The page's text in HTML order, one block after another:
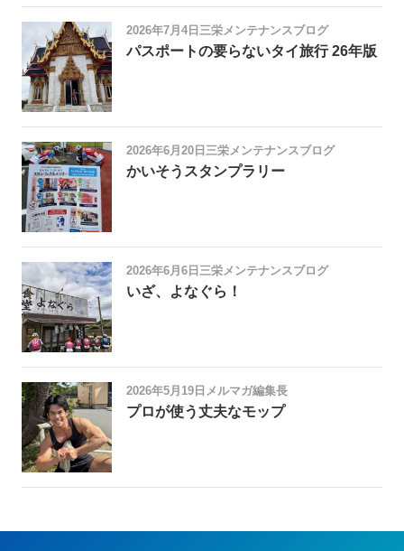
2026年7月4日 三栄メンテナンスブログ
パスポートの要らないタイ旅行 26年版
2026年6月20日 三栄メンテナンスブログ
かいそうスタンプラリー
2026年6月6日 三栄メンテナンスブログ
いざ、よなぐら！
2026年5月19日 メルマガ編集長
プロが使う丈夫なモップ